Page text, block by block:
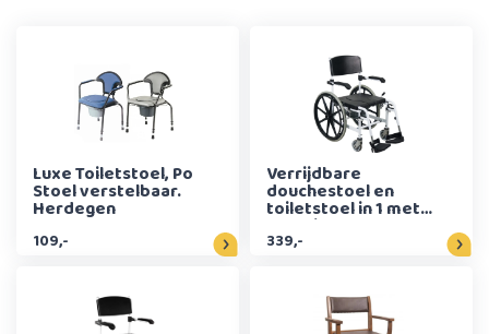
Luxe Toiletstoel, Po
Stoel verstelbaar.
Herdegen
109,-
Verrijdbare
douchestoel en
toiletstoel in 1 met
24'' wielen
339,-